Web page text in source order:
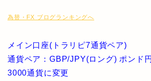
為替・FX ブログランキングへ
メイン口座(トラリピ7通貨ペア)
通貨ペア：GBP/JPY(ロング) ポン
3000通貨に変更